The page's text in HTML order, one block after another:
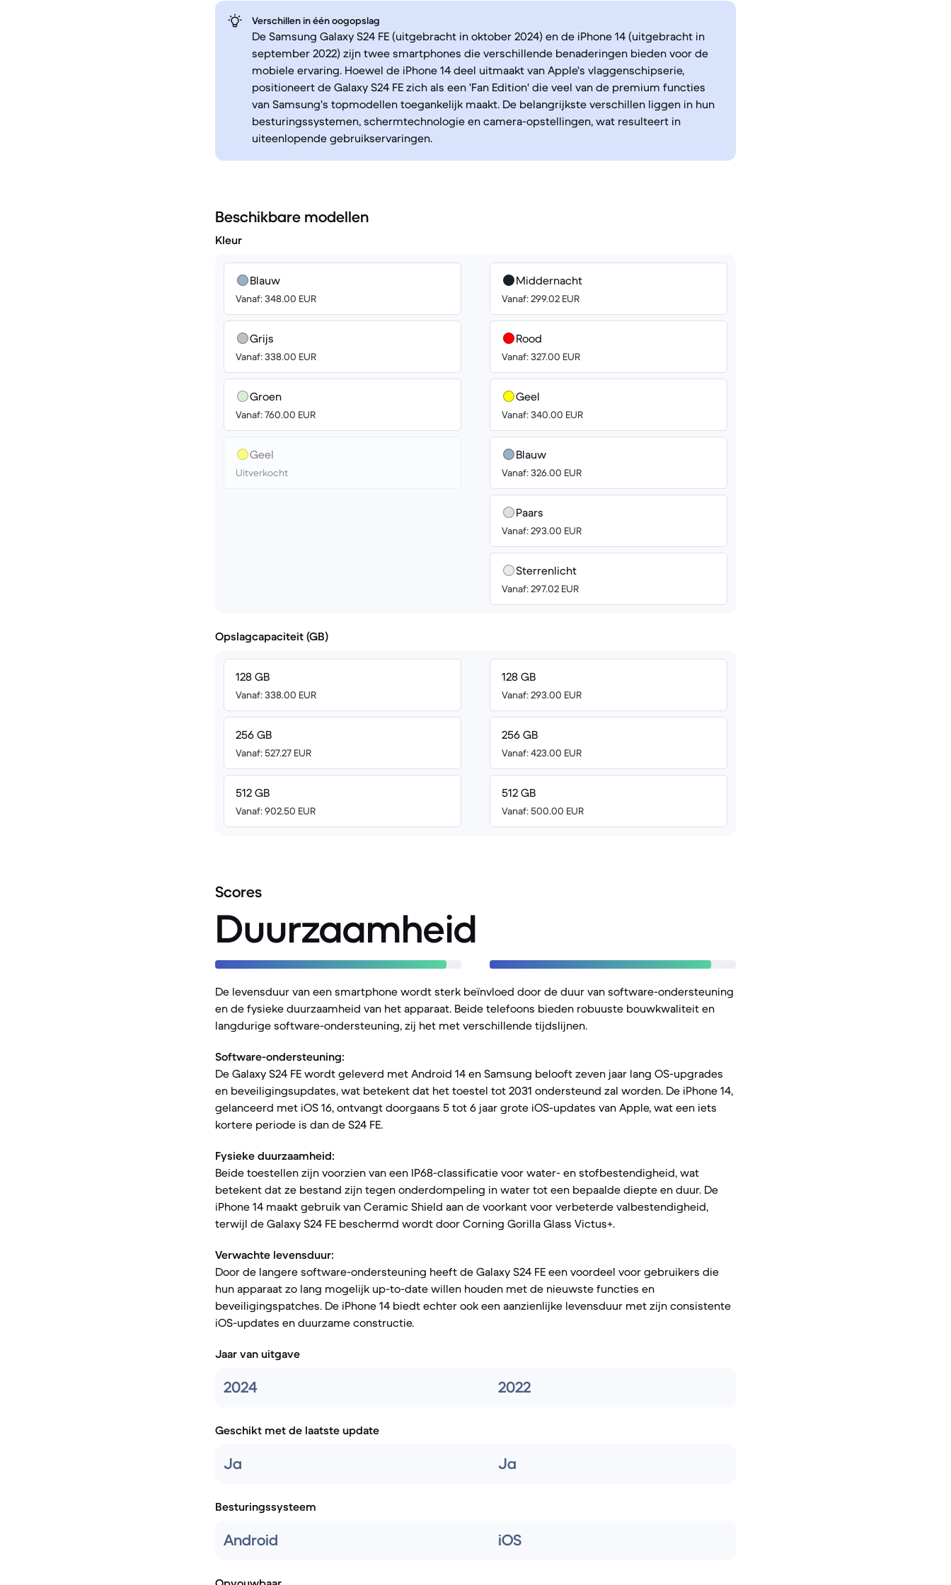
Verschillen in één oogopslag
De Samsung Galaxy S24 FE (uitgebracht in oktober 2024) en de iPhone 14 (uitgebracht in
september 2022) zijn twee smartphones die verschillende benaderingen bieden voor de
mobiele ervaring. Hoewel de iPhone 14 deel uitmaakt van Apple's vlaggenschipserie,
positioneert de Galaxy S24 FE zich als een 'Fan Edition' die veel van de premium functies
van Samsung's topmodellen toegankelijk maakt. De belangrijkste verschillen liggen in hun
besturingssystemen, schermtechnologie en camera-opstellingen, wat resulteert in
uiteenlopende gebruikservaringen.
Beschikbare modellen
Kleur
Blauw
Vanaf: 348.00 EUR
Grijs
Vanaf: 338.00 EUR
Groen
Vanaf: 760.00 EUR
Geel
Uitverkocht
Middernacht
Vanaf: 299.02 EUR
Rood
Vanaf: 327.00 EUR
Geel
Vanaf: 340.00 EUR
Blauw
Vanaf: 326.00 EUR
Paars
Vanaf: 293.00 EUR
Sterrenlicht
Vanaf: 297.02 EUR
Opslagcapaciteit (GB)
128 GB
Vanaf: 338.00 EUR
256 GB
Vanaf: 527.27 EUR
512 GB
Vanaf: 902.50 EUR
128 GB
Vanaf: 293.00 EUR
256 GB
Vanaf: 423.00 EUR
512 GB
Vanaf: 500.00 EUR
Scores
Duurzaamheid
De levensduur van een smartphone wordt sterk beïnvloed door de duur van software-ondersteuning
en de fysieke duurzaamheid van het apparaat. Beide telefoons bieden robuuste bouwkwaliteit en
langdurige software-ondersteuning, zij het met verschillende tijdslijnen.
Software-ondersteuning:
De Galaxy S24 FE wordt geleverd met Android 14 en Samsung belooft zeven jaar lang OS-upgrades
en beveiligingsupdates, wat betekent dat het toestel tot 2031 ondersteund zal worden. De iPhone 14,
gelanceerd met iOS 16, ontvangt doorgaans 5 tot 6 jaar grote iOS-updates van Apple, wat een iets
kortere periode is dan de S24 FE.
Fysieke duurzaamheid:
Beide toestellen zijn voorzien van een IP68-classificatie voor water- en stofbestendigheid, wat
betekent dat ze bestand zijn tegen onderdompeling in water tot een bepaalde diepte en duur. De
iPhone 14 maakt gebruik van Ceramic Shield aan de voorkant voor verbeterde valbestendigheid,
terwijl de Galaxy S24 FE beschermd wordt door Corning Gorilla Glass Victus+.
Verwachte levensduur:
Door de langere software-ondersteuning heeft de Galaxy S24 FE een voordeel voor gebruikers die
hun apparaat zo lang mogelijk up-to-date willen houden met de nieuwste functies en
beveiligingspatches. De iPhone 14 biedt echter ook een aanzienlijke levensduur met zijn consistente
iOS-updates en duurzame constructie.
Jaar van uitgave
2024 2022
Geschikt met de laatste update
Ja Ja
Besturingssysteem
Android iOS